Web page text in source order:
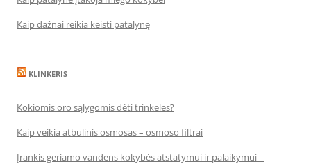
Kaip dažnai reikia keisti patalynę
KLINKERIS
Kokiomis oro sąlygomis dėti trinkeles?
Kaip veikia atbulinis osmosas – osmoso filtrai
Įrankis geriamo vandens kokybės atstatymui ir palaikymui –